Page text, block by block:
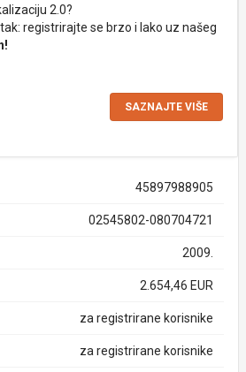
2.0?
registrirajte se brzo i lako uz našeg
SAZNAJTE VIŠE
45897988905
02545802-080704721
2009.
2.654,46 EUR
za registrirane korisnike
za registrirane korisnike